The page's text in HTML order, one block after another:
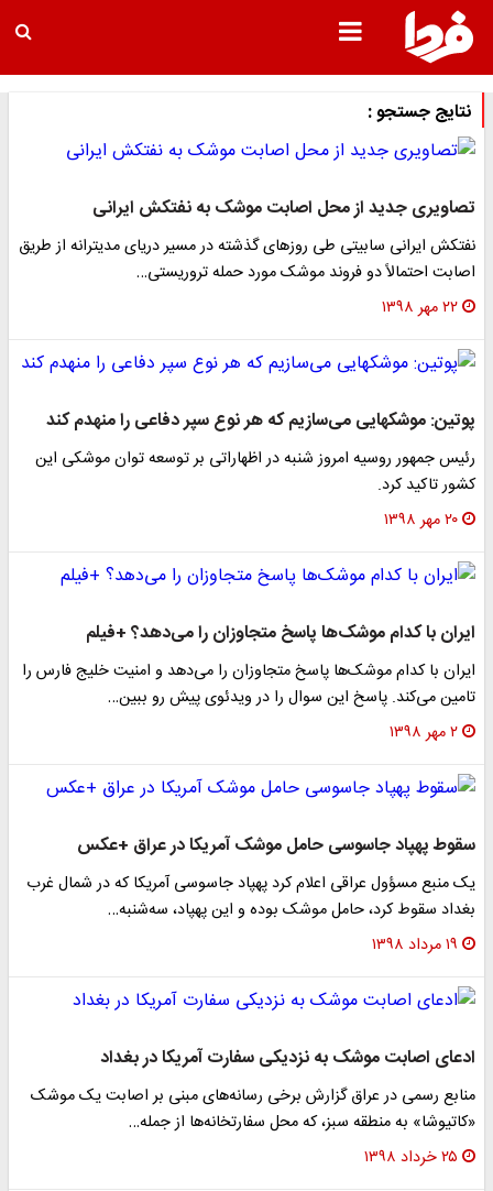
نتایج جستجو :
تصاویری جدید از محل اصابت موشک به نفتکش ایرانی
نفتکش ایرانی سابیتی طی روزهای گذشته در مسیر دریای مدیترانه از طریق
اصابت احتمالاً دو فروند موشک مورد حمله تروریستی…
۲۲ مهر ۱۳۹۸
پوتین: موشکهایی می‌سازیم که هر نوع سپر دفاعی را منهدم کند
رئیس جمهور روسیه امروز شنبه در اظهاراتی بر توسعه توان موشکی این
کشور تاکید کرد.
۲۰ مهر ۱۳۹۸
ایران با کدام موشک‌ها پاسخ متجاوزان را می‌دهد؟ +فیلم
ایران با کدام موشک‌ها پاسخ متجاوزان را می‌دهد و امنیت خلیج فارس را
تامین می‌کند. پاسخ این سوال را در ویدئوی پیش رو ببین…
۲ مهر ۱۳۹۸
سقوط پهپاد جاسوسی حامل موشک آمریکا در عراق +عکس
یک منبع مسؤول عراقی اعلام کرد پهپاد جاسوسی آمریکا که در شمال غرب
بغداد سقوط کرد، حامل موشک بوده و این پهپاد، سه‌شنبه…
۱۹ مرداد ۱۳۹۸
ادعای اصابت موشک به نزدیکی سفارت آمریکا در بغداد
منابع رسمی در عراق گزارش برخی رسانه‌های مبنی بر اصابت یک موشک
«کاتیوشا» به منطقه سبز، که محل سفارتخانه‌ها از جمله…
۲۵ خرداد ۱۳۹۸